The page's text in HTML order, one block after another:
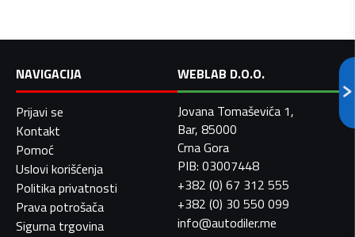
NAVIGACIJA
Prijavi se
Kontakt
Pomoć
Uslovi korišćenja
Politika privatnosti
Prava potrošača
Sigurna trgovina
WEBLAB D.O.O.
Jovana Tomaševića 1,
Bar, 85000
Crna Gora
PIB: 03007448
+382 (0) 67 312 555
+382 (0) 30 550 099
info@autodiler.me